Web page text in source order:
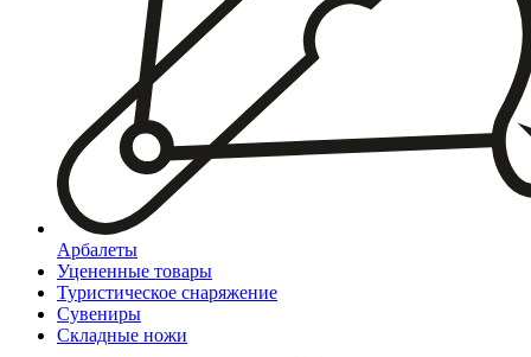
Арбалеты
Уцененные товары
Туристическое снаряжение
Сувениры
Складные ножи